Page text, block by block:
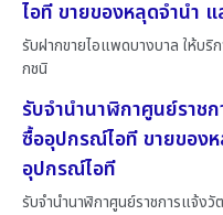
ไอที ขายของหลุดจำนำ
รับฝากขายไอแพดบางบาล ให้บริ
กชนิ
รับจำนำนาฬิกาศูนย์ราช
ซื้ออุปกรณ์ไอที ขายของ
อุปกรณ์ไอที
รับจำนำนาฬิกาศูนย์ราชการแจ้ง